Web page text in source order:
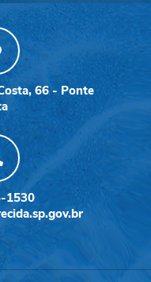
66 - Ponte
1530